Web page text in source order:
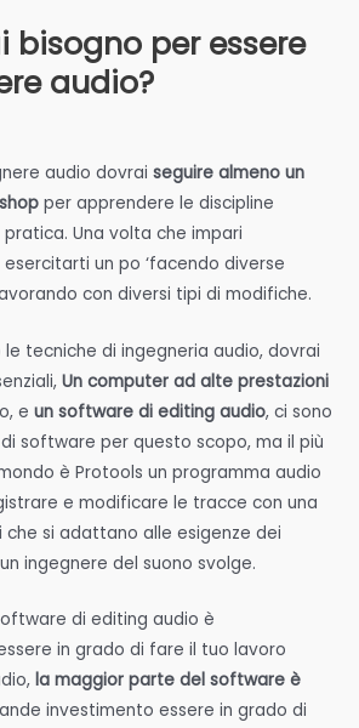
bisogno per essere
audio?
audio dovrai seguire almeno un
per apprendere le discipline
Una volta che impari
un po ‘facendo diverse
con diversi tipi di modifiche.
tecniche di ingegneria audio, dovrai
Un computer ad alte prestazioni
e un software di editing audio, ci sono
software per questo scopo, ma il più
è Protools un programma audio
e modificare le tracce con una
si adattano alle esigenze dei
ingegnere del suono svolge.
di editing audio è
in grado di fare il tuo lavoro
la maggior parte del software è
investimento essere in grado di